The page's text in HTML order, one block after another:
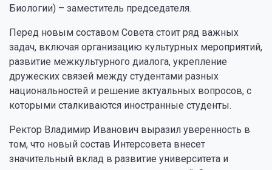
Биологии) – заместитель председателя.
Перед новым составом Совета стоит ряд важных
задач, включая организацию культурных мероприятий,
развитие межкультурного диалога, укрепление
дружеских связей между студентами разных
национальностей и решение актуальных вопросов, с
которыми сталкиваются иностранные студенты.
Ректор Владимир Иванович выразил уверенность в
том, что новый состав Интерсовета внесет
значительный вклад в развитие университета и